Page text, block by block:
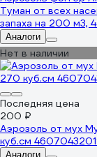
Туман от всех
запаха на 200 м3,
923
Аналоги
Нет в наличии
Последняя цена
200 ₽
Аэрозоль от мух
куб.см
Аналоги